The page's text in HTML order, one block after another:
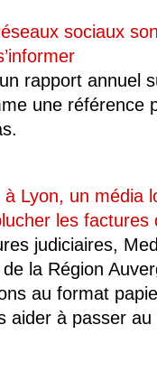
sociaux
rapport annuel
une référence
Lyon, un média
les factures
judiciaires,
la Région
au format
aider à passer